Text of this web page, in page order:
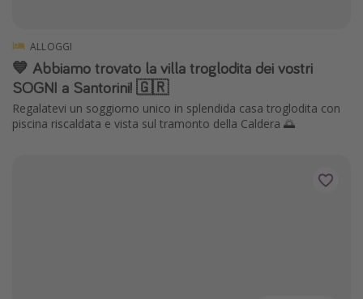
ALLOGGI
💙 Abbiamo trovato la villa troglodita dei vostri
SOGNI a Santorini! 🇬🇷
Regalatevi un soggiorno unico in splendida casa troglodita con
piscina riscaldata e vista sul tramonto della Caldera 🌅